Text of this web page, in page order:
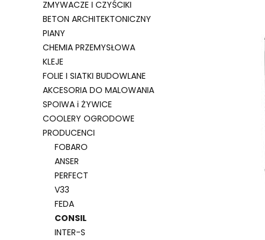
ZMYWACZE I CZYŚCIKI
BETON ARCHITEKTONICZNY
PIANY
CHEMIA PRZEMYSŁOWA
KLEJE
FOLIE I SIATKI BUDOWLANE
AKCESORIA DO MALOWANIA
SPOIWA i ŻYWICE
COOLERY OGRODOWE
PRODUCENCI
FOBARO
ANSER
PERFECT
V33
FEDA
CONSIL
INTER-S